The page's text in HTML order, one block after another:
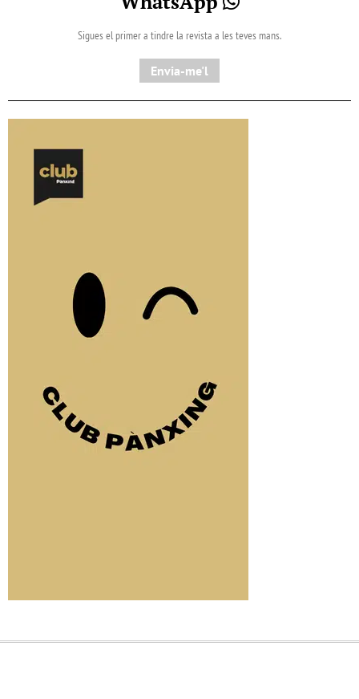
Sigues el primer a tindre la revista a les teves mans.
Envia-me'l